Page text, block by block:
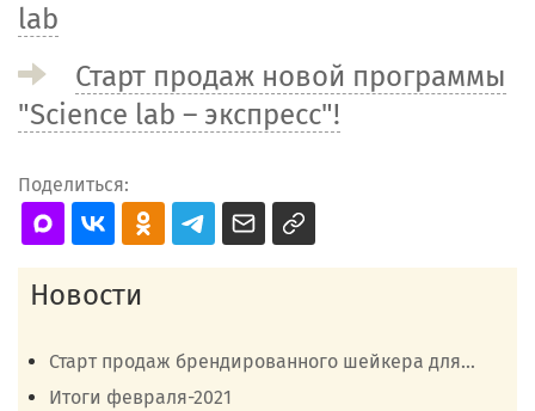
lab
Старт продаж новой программы
"Science lab – экспресс"!
Поделиться:
Новости
Старт продаж брендированного шейкера для...
Итоги февраля-2021